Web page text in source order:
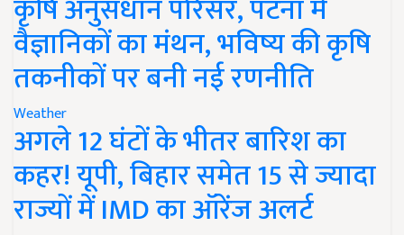
कृषि अनुसंधान परिसर, पटना में
वैज्ञानिकों का मंथन, भविष्य की कृषि
तकनीकों पर बनी नई रणनीति
Weather
अगले 12 घंटों के भीतर बारिश का
कहर! यूपी, बिहार समेत 15 से ज्यादा
राज्यों में IMD का ऑरेंज अलर्ट